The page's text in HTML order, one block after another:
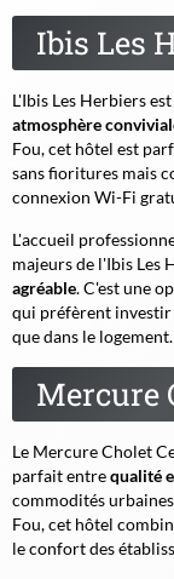
Ibis Les
L'Ibis Les Herbiers
atmosphère
Fou, cet hôtel est
sans fioritures mais
connexion Wi-Fi
L'accueil
majeurs de l'Ibis Les
agréable. C'est une
qui préfèrent investir
que dans le logement.
Mercure
Le Mercure Cholet
parfait entrequalité
commodités
Fou, cet hôtel
le confort des